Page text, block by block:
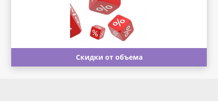
Скидки от объема